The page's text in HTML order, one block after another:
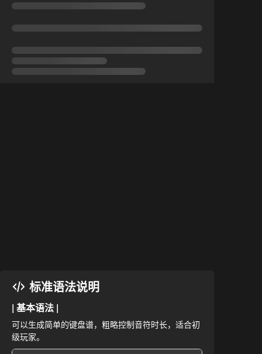
标准语法说明
| 基本语法 |
可以生成简单的键盘谱，粗略控制音符时长，适合初
级玩家。